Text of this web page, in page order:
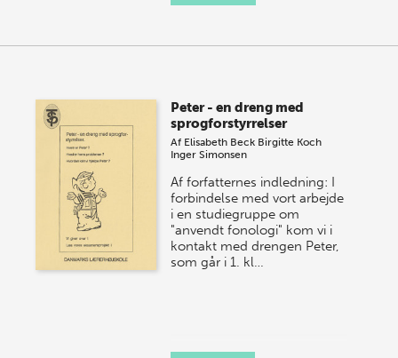
Peter - en dreng med
sprogforstyrrelser
Af Elisabeth Beck Birgitte Koch
Inger Simonsen
Af forfatternes indledning: I
forbindelse med vort arbejde
i en studiegruppe om
"anvendt fonologi" kom vi i
kontakt med drengen Peter,
som går i 1. kl…